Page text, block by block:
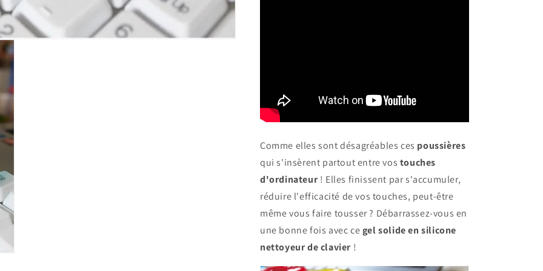
Comme elles sont désagréables ces poussières
qui s'insèrent partout entre vos touches
d'ordinateur! Elles finissent par s'accumuler,
réduire l'efficacité de vos touches, peut-être
même vous faire tousser ? Débarrassez-vous en
une bonne fois avec cegel solide en silicone
nettoyeur de clavier !